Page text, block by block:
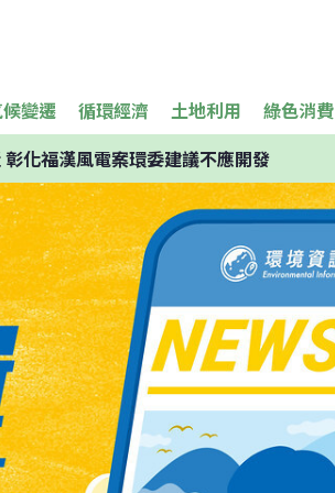
變遷 循環經濟 土地利用 綠色消費
化福漢風電案環委建議不應開發